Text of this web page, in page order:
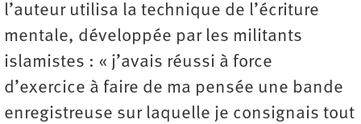
l’auteur utilisa la technique de l’écriture
mentale, développée par les militants
islamistes : « j’avais réussi à force
d’exercice à faire de ma pensée une bande
enregistreuse sur laquelle je consignais tout